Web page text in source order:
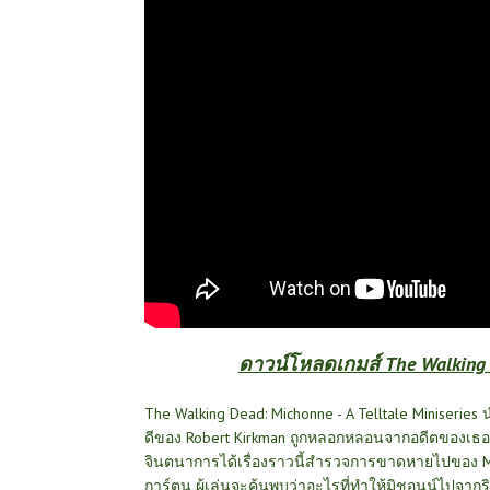
ดาวน์โหลดเกมส์ The Walking
The Walking Dead: Michonne - A Telltale
ดีของ Robert Kirkman ถูกหลอกหลอนจากอดีตของ
จินตนาการได้เรื่องราวนี้สำรวจการขาดหายไปของ
การ์ตูน ผู้เล่นจะค้นพบว่าอะไรที่ทำให้มิชอนน์ไปจาก